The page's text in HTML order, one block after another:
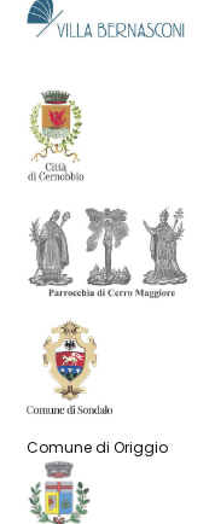
Comune di Origgio